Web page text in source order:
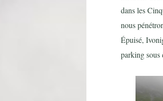
dans les
nous
Épuisé,
parking sous